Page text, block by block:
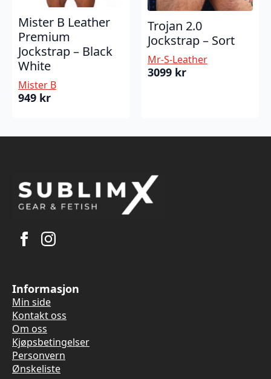
Mister B Leather
Premium
Jockstrap – Black
White
Mister B
949 kr
Trojan 2.0
Jockstrap – Sort
Mr-S-Leather
3099 kr
Informasjon
Min side
Kontakt oss
Om oss
Kjøpsbetingelser
Personvern
Ønskeliste